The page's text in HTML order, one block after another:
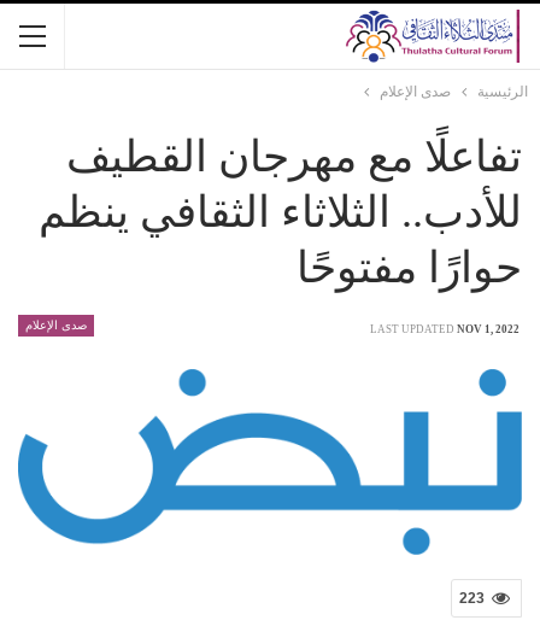
الرئيسية صدى الإعلام
تفاعلًا مع مهرجان القطيف
للأدب.. الثلاثاء الثقافي ينظم
حوارًا مفتوحًا
صدى الإعلام LAST UPDATED NOV 1, 2022
223